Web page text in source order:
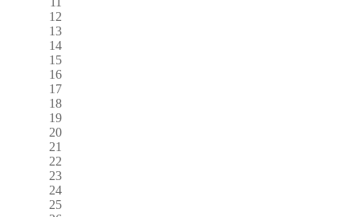
12
13
14
15
16
17
18
19
20
21
22
23
24
25